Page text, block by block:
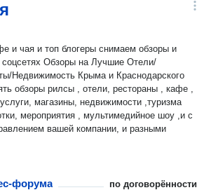
обзоры и
Лучшие Отели/
Недвижимость Крыма и Краснодарского
магазины, недвижимости ,туризма
мероприятия , мультимедийное шоу ,и с
вашей компании, и разными
форума по договорённости